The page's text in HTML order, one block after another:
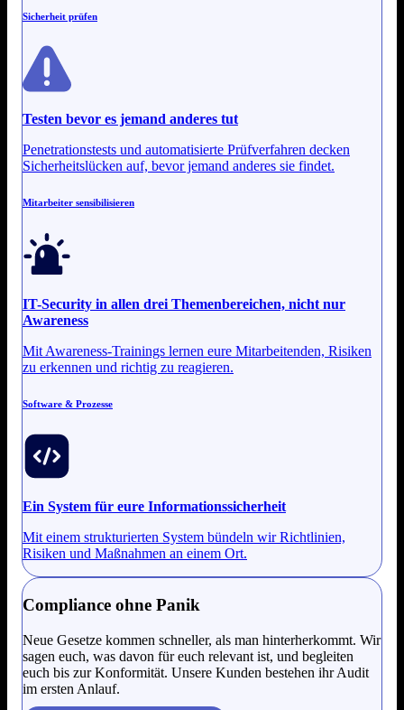
Sicherheit prüfen
Testen bevor es jemand anderes tut
Penetrationstests und automatisierte Prüfverfahren decken
Sicherheitslücken auf, bevor jemand anderes sie findet.
Mitarbeiter sensibilisieren
IT-Security in allen drei Themenbereichen, nicht nur
Awareness
Mit Awareness-Trainings lernen eure Mitarbeitenden, Risiken
zu erkennen und richtig zu reagieren.
Software & Prozesse
Ein System für eure Informationssicherheit
Mit einem strukturierten System bündeln wir Richtlinien,
Risiken und Maßnahmen an einem Ort.
Compliance ohne Panik
Neue Gesetze kommen schneller, als man hinterherkommt. Wir
sagen euch, was davon für euch relevant ist, und begleiten
euch bis zur Konformität. Unsere Kunden bestehen ihr Audit
im ersten Anlauf.